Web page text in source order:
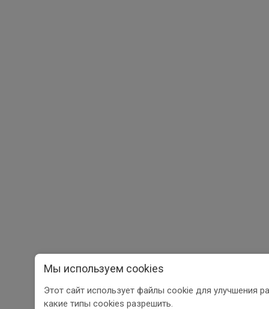
Мы используем cookies
Этот сайт использует файлы cookie для улучшения
какие типы cookies разрешить.